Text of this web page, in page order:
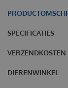
SPECIFICATIES
VERZENDKOSTEN
DIERENWINKEL